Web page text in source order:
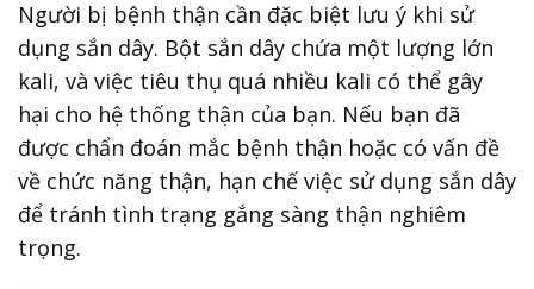
Người bị bệnh thận cần đặc biệt lưu ý khi sử
dụng sắn dây. Bột sắn dây chứa một lượng lớn
kali, và việc tiêu thụ quá nhiều kali có thể gây
hại cho hệ thống thận của bạn. Nếu bạn đã
được chẩn đoán mắc bệnh thận hoặc có vấn đề
về chức năng thận, hạn chế việc sử dụng sắn dây
để tránh tình trạng gắng sàng thận nghiêm
trọng.